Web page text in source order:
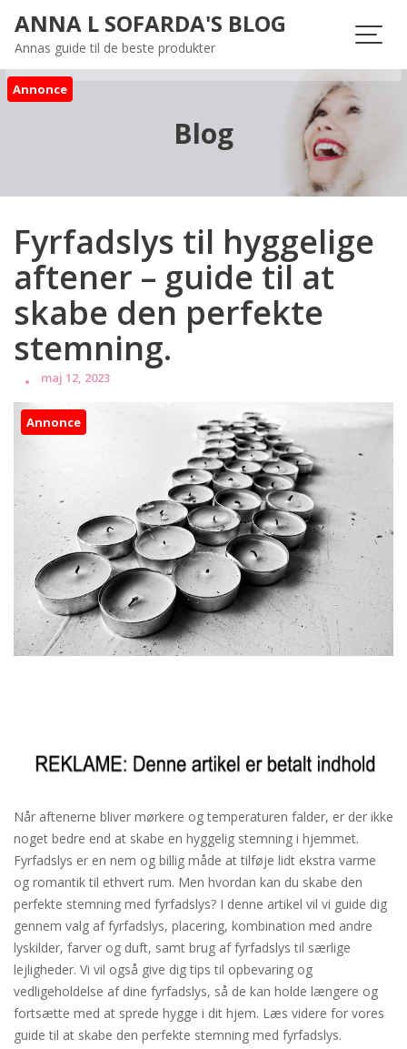
content
ANNA L SOFARDA'S BLOG
Annas guide til de beste produkter
Annonce
Blog
Fyrfadslys til hyggelige
aftener – guide til at
skabe den perfekte
stemning.
maj 12, 2023
Annonce
Når aftenerne bliver mørkere og temperaturen falder, er der ikke
noget bedre end at skabe en hyggelig stemning i hjemmet.
Fyrfadslys er en nem og billig måde at tilføje lidt ekstra varme
og romantik til ethvert rum. Men hvordan kan du skabe den
perfekte stemning med fyrfadslys? I denne artikel vil vi guide dig
gennem valg af fyrfadslys, placering, kombination med andre
lyskilder, farver og duft, samt brug af fyrfadslys til særlige
lejligheder. Vi vil også give dig tips til opbevaring og
vedligeholdelse af dine fyrfadslys, så de kan holde længere og
fortsætte med at sprede hygge i dit hjem. Læs videre for vores
guide til at skabe den perfekte stemning med fyrfadslys.